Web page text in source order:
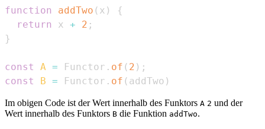
function addTwo ( x )
{
return
x + 2 ;
}
const A = Functor . of ( 2 ) ;
const
B = Functor . of ( addTwo )
Im obigen Code ist der Wert innerhalb des Funktors A 2 und der
Wert innerhalb des Funktors B die Funktion addTwo.